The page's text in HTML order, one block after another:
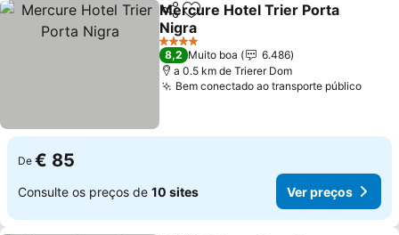
PartilharAdicionar aos favoritos
Mercure Hotel Trier Porta
Nigra
Ver preços
4 Estrelas
8,2 Muito boa
6.486
a 0.5 km de Trierer Dom
Bem conectado ao transporte públicoVer
De € 85
Consulte os preços de 10 sites Ver preços